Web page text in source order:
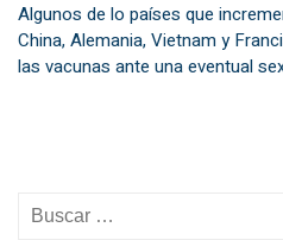
Algunos de lo países que
China, Alemania, Vietnam y
las vacunas ante una eventual